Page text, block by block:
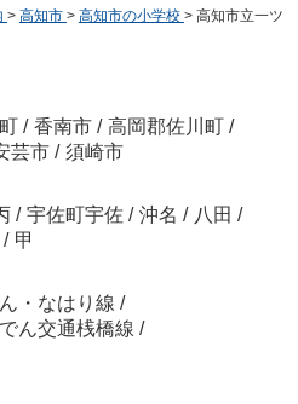
> 高知市 > 高知市の小学校 > 高知市立一ツ
/ 香南市 / 高岡郡佐川町 /
芸市 / 須崎市
/ 宇佐町宇佐 / 沖名 / 八田 /
/ 甲
・なはり線 /
ん交通桟橋線 /